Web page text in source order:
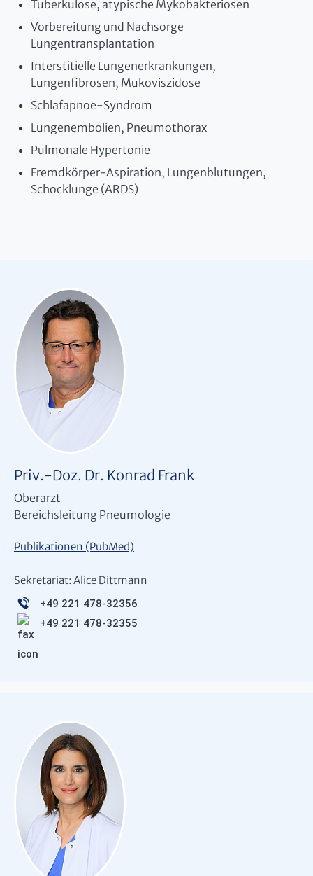
Tuberkulose, atypische Mykobakteriosen
Vorbereitung und Nachsorge
Lungentransplantation
Interstitielle Lungenerkrankungen,
Lungenfibrosen, Mukoviszidose
Schlafapnoe-Syndrom
Lungenembolien, Pneumothorax
Pulmonale Hypertonie
Fremdkörper-Aspiration, Lungenblutungen,
Schocklunge (ARDS)
Priv.-Doz. Dr. Konrad Frank
Oberarzt
Bereichsleitung Pneumologie
Publikationen (PubMed)
Sekretariat: Alice Dittmann
+49 221 478-32356
+49 221 478-32355